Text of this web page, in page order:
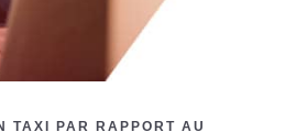
TAXI PAR RAPPORT AU